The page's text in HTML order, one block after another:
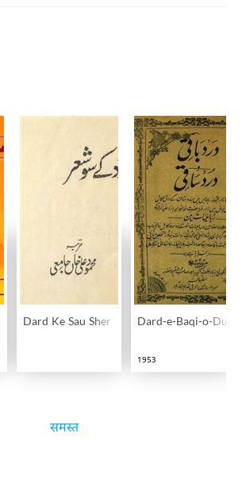
Dard Ke Sau Sher Dard-e-Baqi-o-
1953
समस्त